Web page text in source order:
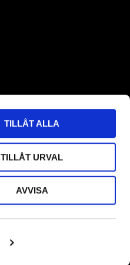
TILLÅT ALLA
TILLÅT URVAL
AVVISA